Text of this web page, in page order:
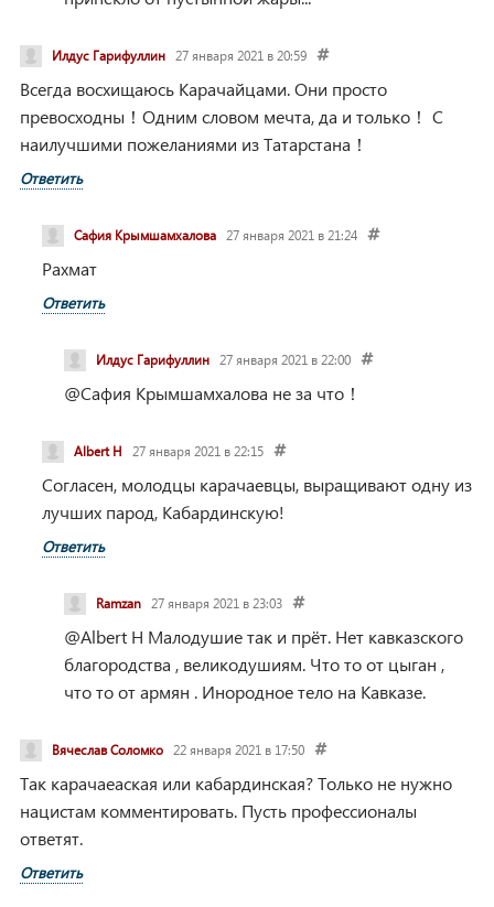
Илдус Гарифуллин 27 января 2021 в 20:59
Всегда восхищаюсь Карачайцами. Они просто
превосходны！Одним словом мечта, да и только！ С
наилучшими пожеланиями из Татарстана！
Ответить
Сафия Крымшамхалова 27 января 2021 в 21:24
Рахмат
Ответить
Илдус Гарифуллин 27 января 2021 в 22:00
@Сафия Крымшамхалова не за что！
Albert H 27 января 2021 в 22:15
Согласен, молодцы карачаевцы, выращивают одну из
лучших парод, Кабардинскую!
Ответить
Ramzan 27 января 2021 в 23:03
@Albert H Малодушие так и прёт. Нет кавказского
благородства , великодушиям. Что то от цыган ,
что то от армян . Инородное тело на Кавказе.
Вячеслав Соломко 22 января 2021 в 17:50
Так карачаеаская или кабардинская?Только не нужно
нацистам комментировать. Пусть профессионалы
ответят.
Ответить